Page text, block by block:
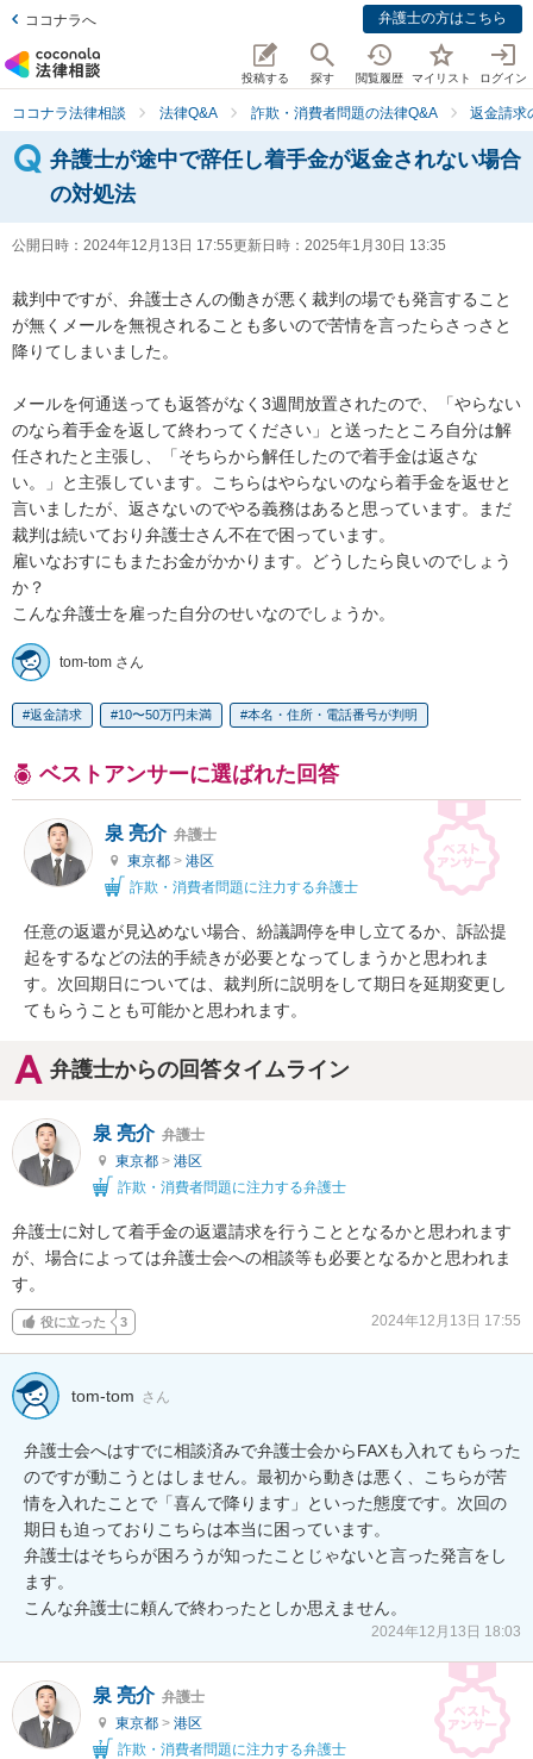
ココナラへ 弁護士の方はこちら
投稿する 探す 閲覧履歴 マイリスト ログイン
ココナラ法律相談 法律Q&A 詐欺・消費者問題の法律Q&A 返金請求
弁護士が途中で辞任し着手金が返金されない場合
の対処法
公開日時： 2024年12月13日 17:55更新日時： 2025年1月30日 13:35
裁判中ですが、弁護士さんの働きが悪く裁判の場でも発言すること
が無くメールを無視されることも多いので苦情を言ったらさっさと
降りてしまいました。
メールを何通送っても返答がなく3週間放置されたので、「やらない
のなら着手金を返して終わってください」と送ったところ自分は解
任されたと主張し、「そちらから解任したので着手金は返さな
い。」と主張しています。こちらはやらないのなら着手金を返せと
言いましたが、返さないのでやる義務はあると思っています。まだ
裁判は続いており弁護士さん不在で困っています。
雇いなおすにもまたお金がかかります。どうしたら良いのでしょう
か？
こんな弁護士を雇った自分のせいなのでしょうか。
tom-tom さん
返金請求 10〜50万円未満 本名・住所・電話番号が判明
ベストアンサーに選ばれた回答
泉 亮介 弁護士
東京都 > 港区
詐欺・消費者問題に注力する弁護士
任意の返還が見込めない場合、紛議調停を申し立てるか、訴訟提
起をするなどの法的手続きが必要となってしまうかと思われま
す。次回期日については、裁判所に説明をして期日を延期変更し
てもらうことも可能かと思われます。
弁護士からの回答タイムライン
泉 亮介 弁護士
東京都 > 港区
詐欺・消費者問題に注力する弁護士
弁護士に対して着手金の返還請求を行うこととなるかと思われます
が、場合によっては弁護士会への相談等も必要となるかと思われま
す。
役に立った 3 2024年12月13日 17:55
tom-tom さん
弁護士会へはすでに相談済みで弁護士会からFAXも入れてもらった
のですが動こうとはしません。最初から動きは悪く、こちらが苦
情を入れたことで「喜んで降ります」といった態度です。次回の
期日も迫っておりこちらは本当に困っています。
弁護士はそちらが困ろうが知ったことじゃないと言った発言をし
ます。
こんな弁護士に頼んで終わったとしか思えません。
2024年12月13日 18:03
泉 亮介 弁護士
東京都 > 港区
詐欺・消費者問題に注力する弁護士